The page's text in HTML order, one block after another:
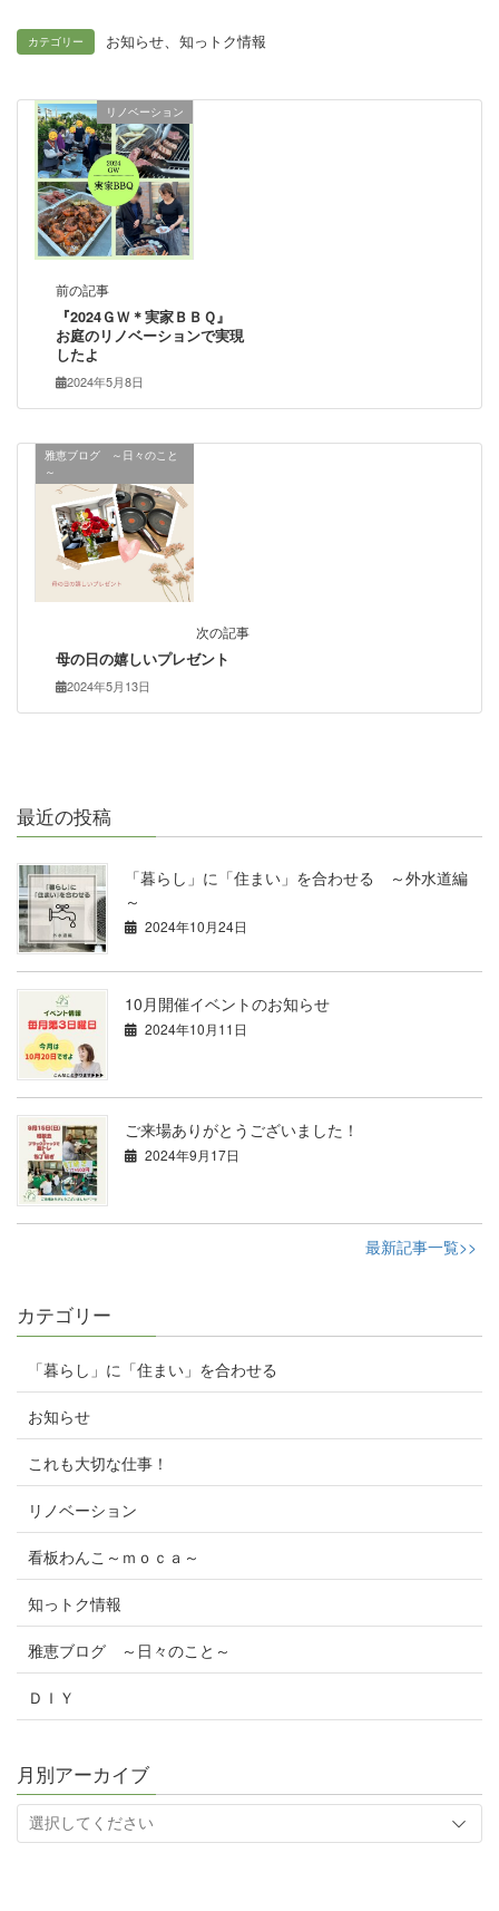
カテゴリー お知らせ、 知っトク情報
リノベーション
前の記事
『2024ＧＷ＊実家ＢＢＱ』
お庭のリノベーションで実現
したよ
2024年5月8日
雅恵ブログ ～日々のこと
～
次の記事
母の日の嬉しいプレゼント
2024年5月13日
最近の投稿
「暮らし」に「住まい」を合わせる ～外水道編
～
2024年10月24日
10月開催イベントのお知らせ
2024年10月11日
ご来場ありがとうございました！
2024年9月17日
最新記事一覧>>
カテゴリー
「暮らし」に「住まい」を合わせる
お知らせ
これも大切な仕事！
リノベーション
看板わんこ～ｍｏｃａ～
知っトク情報
雅恵ブログ ～日々のこと～
ＤＩＹ
月別アーカイブ